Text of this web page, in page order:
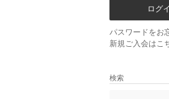
パスワードをお
新規ご入会はこ
検索